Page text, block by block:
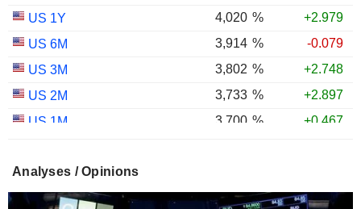
US 1Y
4,020 %
+2.979
US 6M
3,914 %
-0.079
US 3M
3,802 %
+2.748
US 2M
3,733 %
+2.897
US 1M
3,700 %
+0.467
US 10Y INFLATION INDEXED
US 5Y INFLATION INDEXED
1,725 % +2.034
Analyses / Opinions